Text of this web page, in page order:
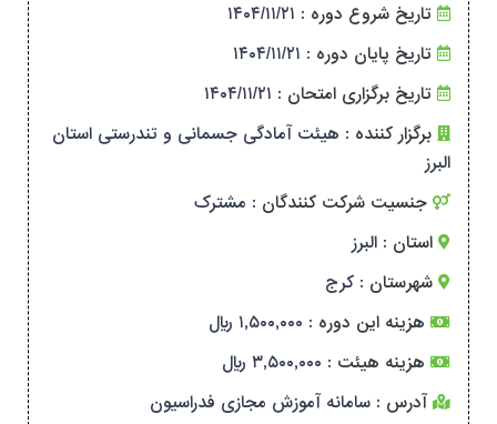
تاریخ شروع دوره : ۱۴۰۴/۱۱/۲۱
تاریخ پایان دوره : ۱۴۰۴/۱۱/۲۱
تاریخ برگزاری امتحان : ۱۴۰۴/۱۱/۲۱
برگزار کننده : هیئت آمادگی جسمانی و تندرستی استان
البرز
جنسیت شرکت کنندگان : مشترک
استان : البرز
شهرستان : کرج
هزینه این دوره : ۱,۵۰۰,۰۰۰ ریال
هزینه هیئت : ۳,۵۰۰,۰۰۰ ریال
آدرس : سامانه آموزش مجازی فدراسیون